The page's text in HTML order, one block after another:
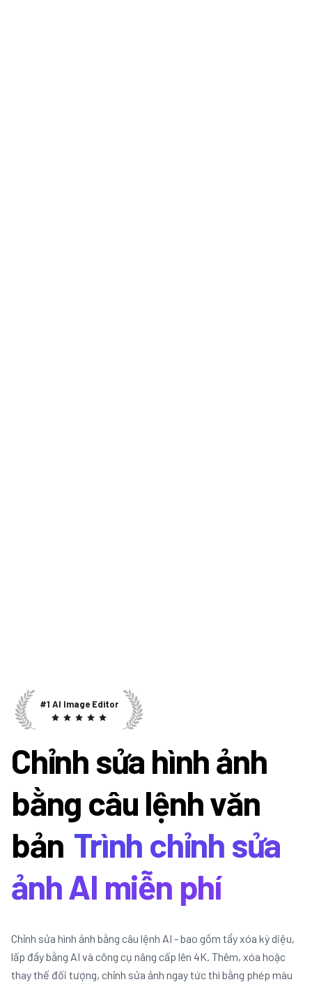
#1 AI Image Editor
Chỉnh sửa hình ảnh
bằng câu lệnh văn
bản Trình chỉnh sửa
ảnh AI miễn phí
Chỉnh sửa hình ảnh bằng câu lệnh AI - bao gồm tẩy xóa kỳ diệu,
lấp đầy bằng AI và công cụ nâng cấp lên 4K. Thêm, xóa hoặc
thay thế đối tượng, chỉnh sửa ảnh ngay tức thì bằng phép màu